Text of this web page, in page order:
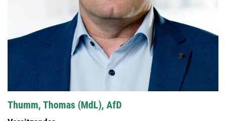
Thumm, Thomas (MdL), AfD